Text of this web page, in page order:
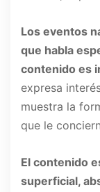
Los eventos
que habla
contenido es
expresa
muestra la
que le
El contenido
superficial,